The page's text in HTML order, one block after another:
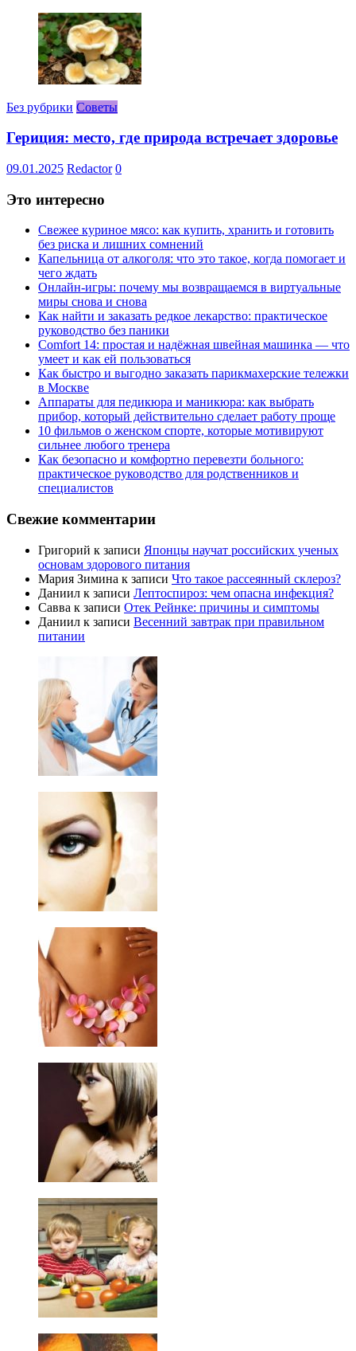
Без рубрики Советы
Гериция: место, где природа встречает здоровье
09.01.2025 Redactor 0
Это интересно
Свежее куриное мясо: как купить, хранить и готовить
без риска и лишних сомнений
Капельница от алкоголя: что это такое, когда помогает и
чего ждать
Онлайн-игры: почему мы возвращаемся в виртуальные
миры снова и снова
Как найти и заказать редкое лекарство: практическое
руководство без паники
Comfort 14: простая и надёжная швейная машинка — что
умеет и как ей пользоваться
Как быстро и выгодно заказать парикмахерские тележки
в Москве
Аппараты для педикюра и маникюра: как выбрать
прибор, который действительно сделает работу проще
10 фильмов о женском спорте, которые мотивируют
сильнее любого тренера
Как безопасно и комфортно перевезти больного:
практическое руководство для родственников и
специалистов
Свежие комментарии
Григорий к записи Японцы научат российских ученых
основам здорового питания
Мария Зимина к записи Что такое рассеянный склероз?
Даниил к записи Лептоспироз: чем опасна инфекция?
Савва к записи Отек Рейнке: причины и симптомы
Даниил к записи Весенний завтрак при правильном
питании